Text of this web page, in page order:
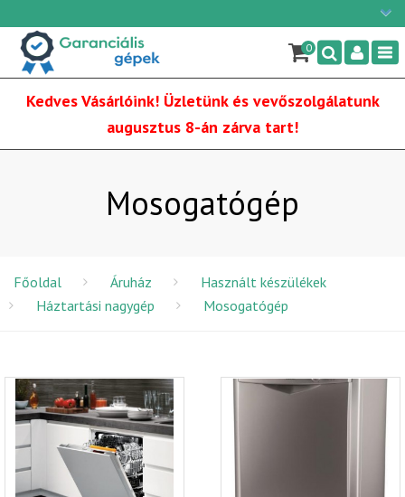
×
0
Kedves Vásárlóink! Üzletünk és vevőszolgálatunk
augusztus 8-án zárva tart!
Mosogatógép
Főoldal Áruház
Használt készülékek
Háztartási nagygép
Mosogatógép